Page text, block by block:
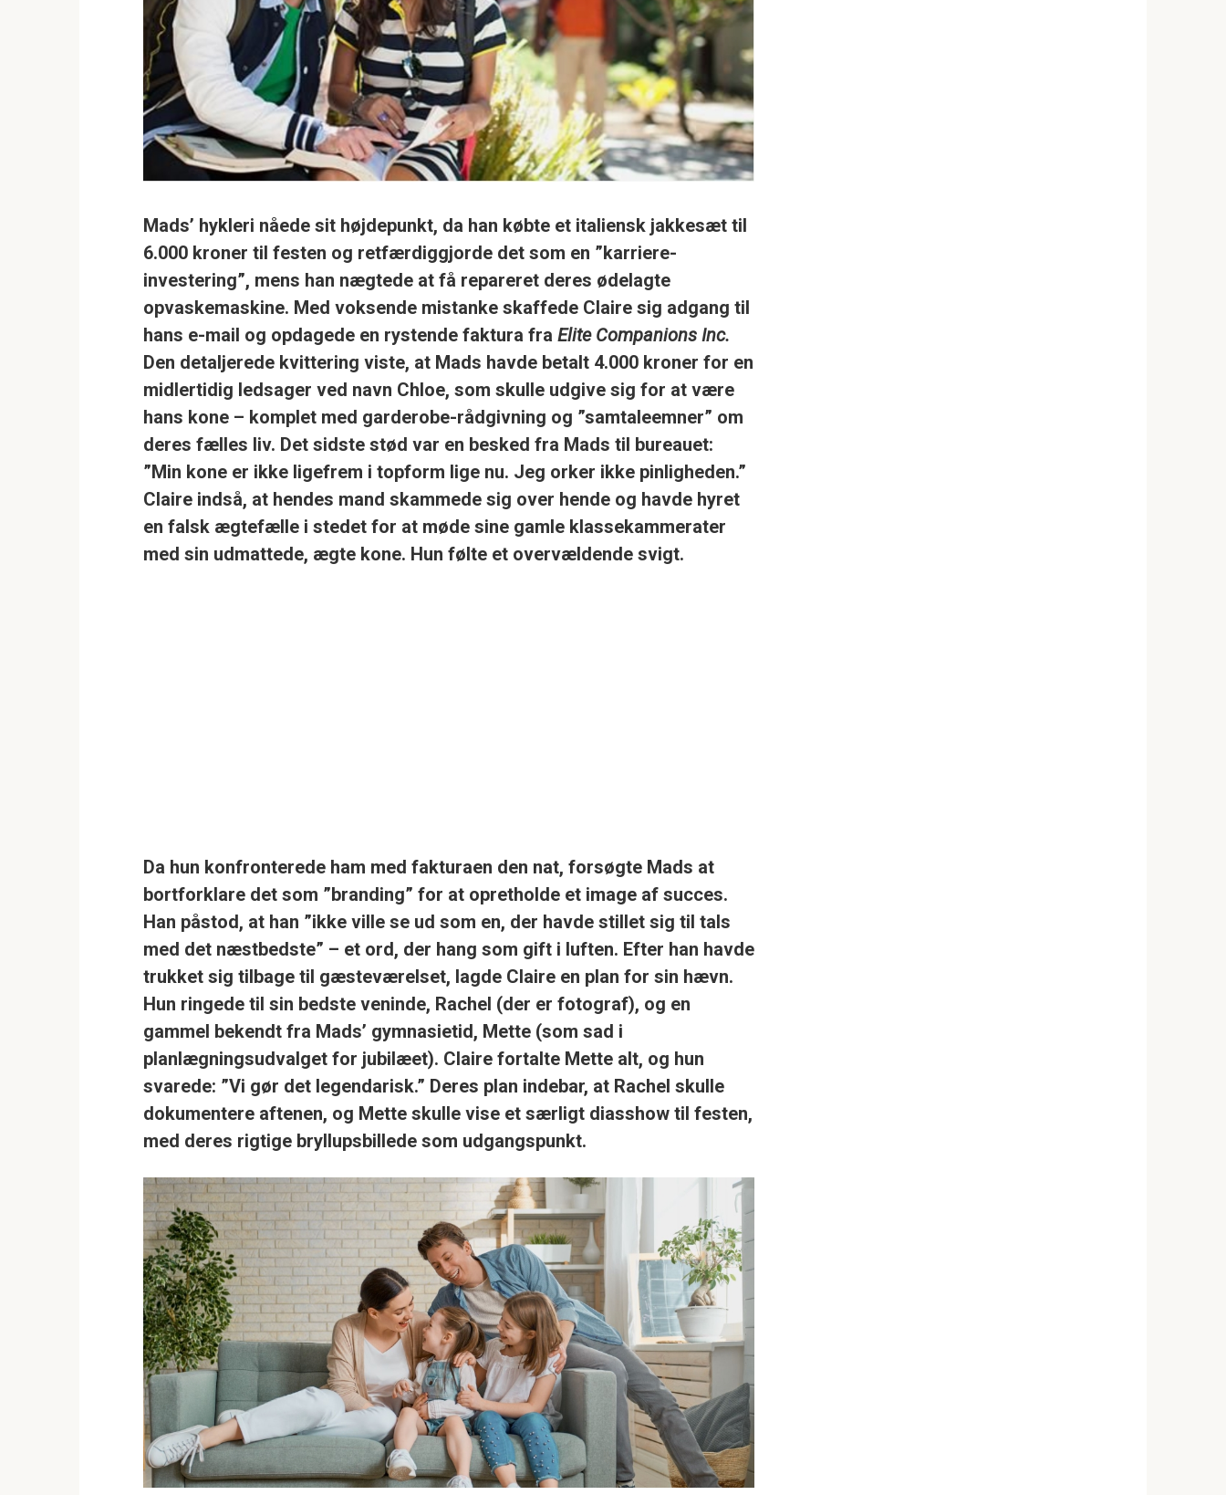
Mads’ hykleri nåede sit højdepunkt, da han købte et italiensk jakkesæt til
6.000 kroner til festen og retfærdiggjorde det som en ”karriere-
investering”, mens han nægtede at få repareret deres ødelagte
opvaskemaskine. Med voksende mistanke skaffede Claire sig adgang til
hans e-mail og opdagede en rystende faktura fra Elite Companions Inc.
Den detaljerede kvittering viste, at Mads havde betalt 4.000 kroner for en
midlertidig ledsager ved navn Chloe, som skulle udgive sig for at være
hans kone – komplet med garderobe-rådgivning og ”samtaleemner” om
deres fælles liv. Det sidste stød var en besked fra Mads til bureauet:
”Min kone er ikke ligefrem i topform lige nu. Jeg orker ikke pinligheden.”
Claire indså, at hendes mand skammede sig over hende og havde hyret
en falsk ægtefælle i stedet for at møde sine gamle klassekammerater
med sin udmattede, ægte kone. Hun følte et overvældende svigt.
Da hun konfronterede ham med fakturaen den nat, forsøgte Mads at
bortforklare det som ”branding” for at opretholde et image af succes.
Han påstod, at han ”ikke ville se ud som en, der havde stillet sig til tals
med det næstbedste” – et ord, der hang som gift i luften. Efter han havde
trukket sig tilbage til gæsteværelset, lagde Claire en plan for sin hævn.
Hun ringede til sin bedste veninde, Rachel (der er fotograf), og en
gammel bekendt fra Mads’ gymnasietid, Mette (som sad i
planlægningsudvalget for jubilæet). Claire fortalte Mette alt, og hun
svarede: ”Vi gør det legendarisk.” Deres plan indebar, at Rachel skulle
dokumentere aftenen, og Mette skulle vise et særligt diasshow til festen,
med deres rigtige bryllupsbillede som udgangspunkt.